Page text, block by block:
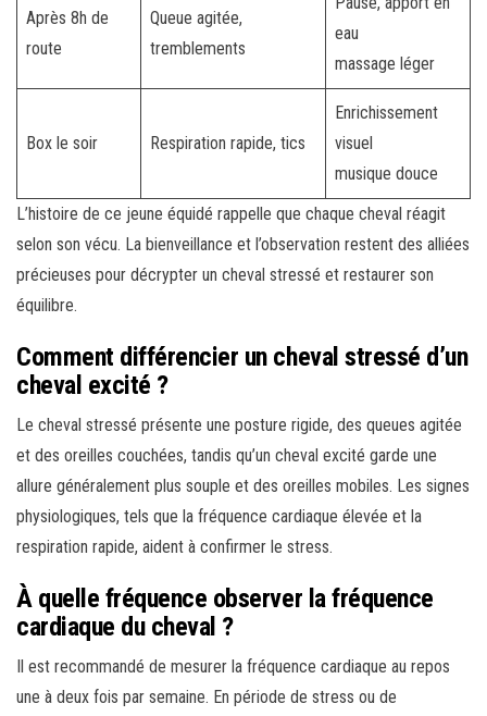
Après 8h de
route
Queue agitée,
tremblements
eau
massage léger
Box le soir Respiration rapide, tics
Enrichissement
visuel
musique douce
L’histoire de ce jeune équidé rappelle que chaque cheval réagit
selon son vécu. La bienveillance et l’observation restent des alliées
précieuses pour décrypter un cheval stressé et restaurer son
équilibre.
Comment différencier un cheval stressé d’un
cheval excité ?
Le cheval stressé présente une posture rigide, des queues agitée
et des oreilles couchées, tandis qu’un cheval excité garde une
allure généralement plus souple et des oreilles mobiles. Les signes
physiologiques, tels que la fréquence cardiaque élevée et la
respiration rapide, aident à confirmer le stress.
À quelle fréquence observer la fréquence
cardiaque du cheval ?
Il est recommandé de mesurer la fréquence cardiaque au repos
une à deux fois par semaine. En période de stress ou de